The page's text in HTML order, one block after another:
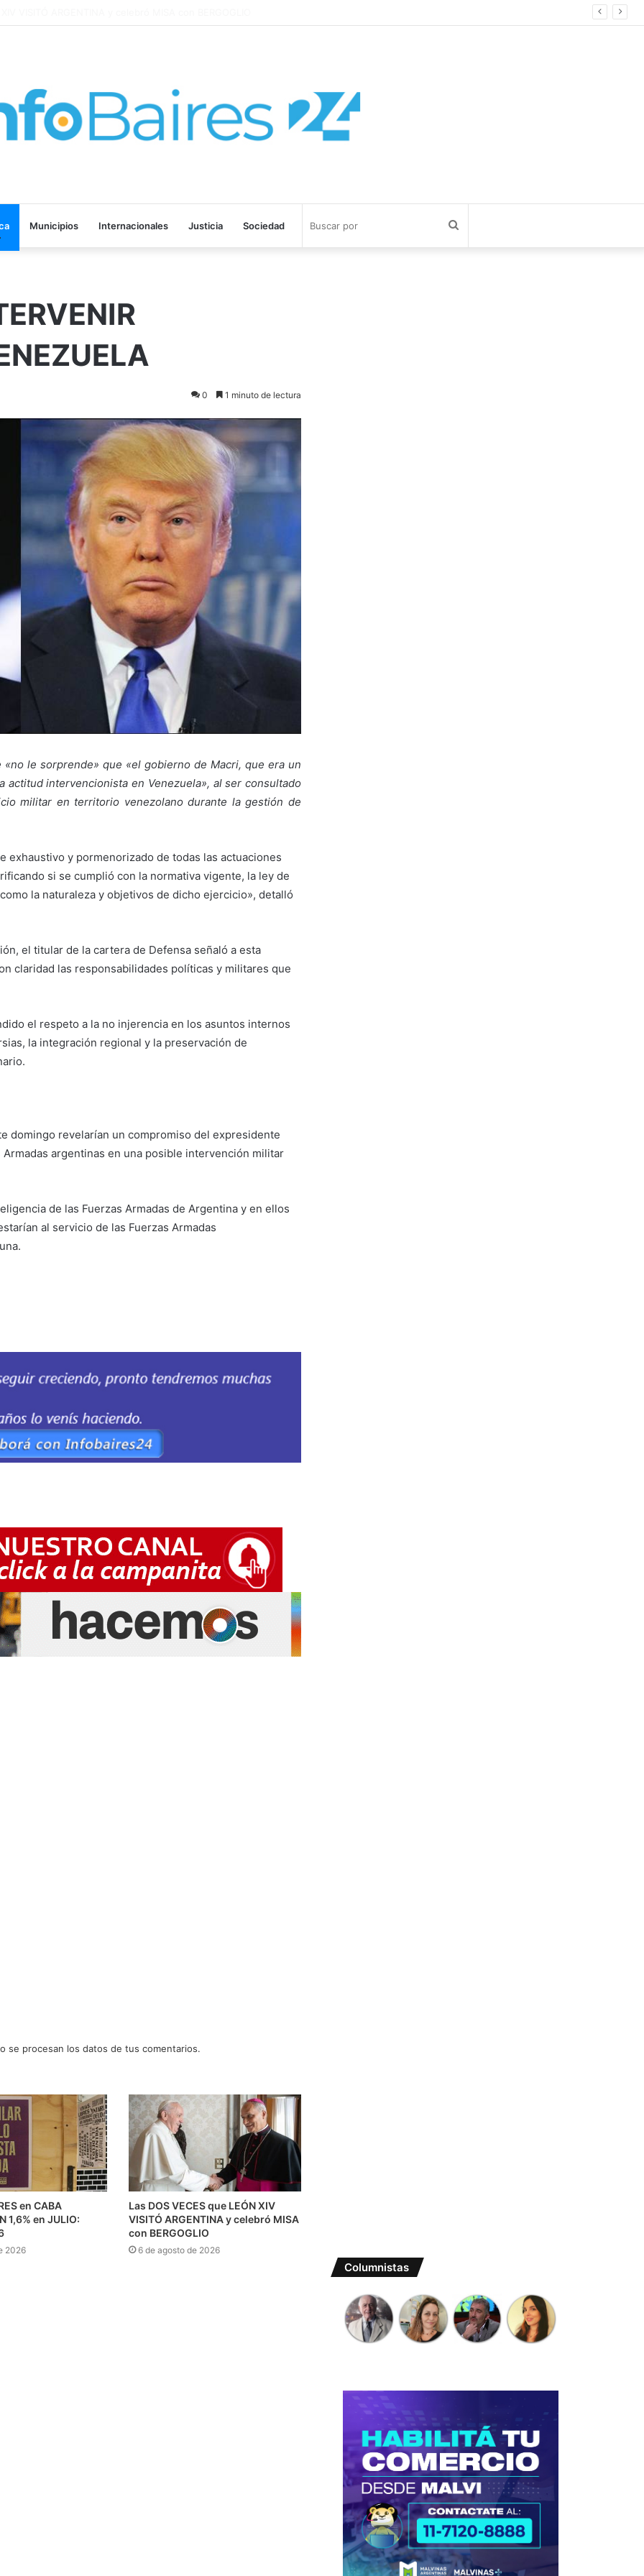
Municipios Internacionales Justicia Sociedad
0 1 minuto de lectura
le sorprende» que «el gobierno de Macri, que era un
actitud intervencionista en Venezuela», al ser consultado
militar en territorio venezolano durante la gestión de
exhaustivo y pormenorizado de todas las actuaciones
si se cumplió con la normativa vigente, la ley de
la naturaleza y objetivos de dicho ejercicio», detalló
el titular de la cartera de Defensa señaló a esta
claridad las responsabilidades políticas y militares que
el respeto a la no injerencia en los asuntos internos
la integración regional y la preservación de
revelarían un compromiso del expresidente
argentinas en una posible intervención militar
de las Fuerzas Armadas de Argentina y en ellos
al servicio de las Fuerzas Armadas
se procesan los datos de tus comentarios.
en CABA
1,6% en JULIO:
2026
Las DOS VECES que LEÓN XIV
VISITÓ ARGENTINA y celebró MISA
con BERGOGLIO
6 de agosto de 2026
Columnistas